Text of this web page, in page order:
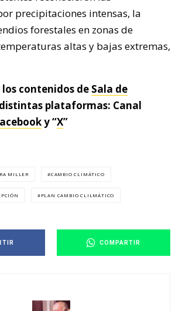
precipitaciones intensas, la
forestales en zonas de
altas y bajas extremas,
los contenidos de Sala de
plataformas: Canal
y “X”
MILLER CAMBIO CLIMÁTICO
PLAN CAMBIO CLILMÁTICO
COMPARTIR